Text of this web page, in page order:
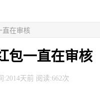
直在审核
包一直在审核
:2014天前 阅读:662次